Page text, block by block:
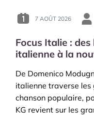
POSTED
:
7 AOÛT 2026
BY
Focus Italie :
italienne à la
De Domenico
italienne traverse
chanson populaire,
KG revient sur les